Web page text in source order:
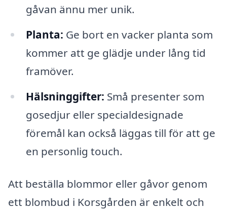
gåvan ännu mer unik.
Planta: Ge bort en vacker planta som
kommer att ge glädje under lång tid
framöver.
Hälsninggifter: Små presenter som
gosedjur eller specialdesignade
föremål kan också läggas till för att ge
en personlig touch.
Att beställa blommor eller gåvor genom
ett blombud i Korsgården är enkelt och